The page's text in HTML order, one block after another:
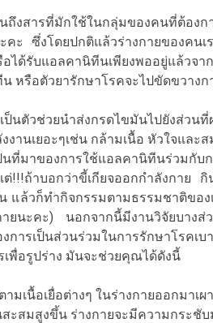
ที่มักใช้ในกลุ่มของคนที่ต้องการค
ะ ซึ่งโดยปกติแล้วร่างกายของคน
อได้รับแอลคานิทีนเพียงพออยู่แล้
หรือตัวยารักษาโรคจะไปขัดขวาง
ช่วยนำส่งกรดไขมันไปยังส่วนที่ผ
งานเยอะๆเช่น กล้ามเนื้อ หัวใจแ
ที่มาของการใช้แอลคานิทีนร่วมกับ
!!!ถ้าบอกว่าขี้เกียจออกกำลังกาย
แล้วก็ทำกิจกรรมตามธรรมชาติขอ
ายนะคะ) นอกจากนี้มีงานวิจัยบา
การเป็นส่วนร่วมในการรักษาโรคเ
พื่อรูปร่าง มันจะช่วยคุณได้ดังนี้
เนื้อเยื่อต่างๆ ในร่างกายออกมาเผ
ะสมสูงขึ้น ร่างกายจะมีความกระชั